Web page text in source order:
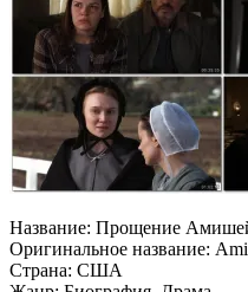
Название: Прощение
Оригинальное название:
Страна: США